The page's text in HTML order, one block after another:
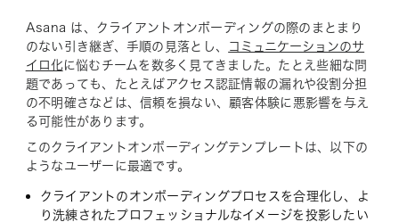
Asana は、クライアントオンボーディングの際のまとまり
のない引き継ぎ、手順の見落とし、
コミュニケーションのサ
イロ化に悩むチームを数多く見てきました。たとえ些細な問
題であっても、たとえばアクセス認証情報の漏れや役割分担
の不明確さなどは、信頼を損ない、顧客体験に悪影響を与え
る可能性があります。
このクライアントオンボーディングテンプレートは、以下の
ようなユーザーに最適です。
クライアントのオンボーディングプロセスを合理化し、よ
り洗練されたプロフェッショナルなイメージを投影したい